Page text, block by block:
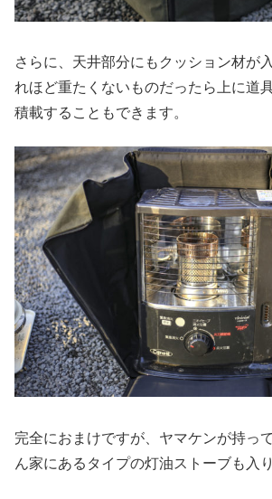
さらに、天井部分にもクッション材が
れほど重たくないものだったら上に道
積載することもできます。
完全におまけですが、ヤマケンが持っ
ん家にあるタイプの灯油ストーブも入